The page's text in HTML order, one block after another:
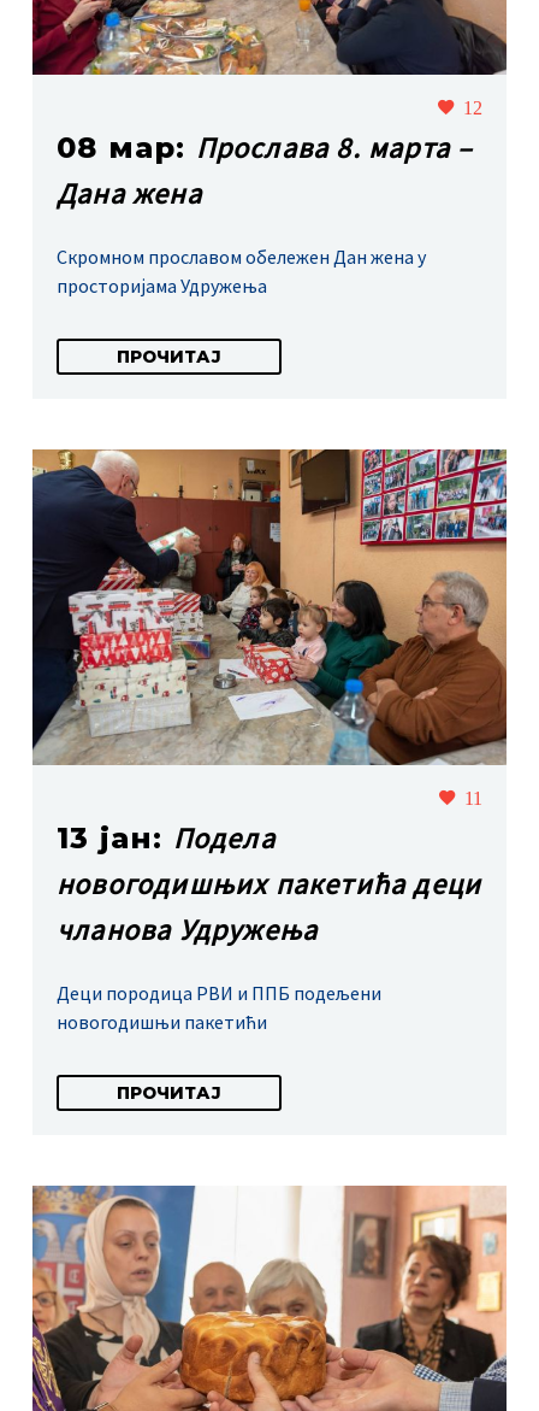
12
08 мар: Прослава 8. марта –
Дана жена
Скромном прославом обележен Дан жена у
просторијама Удружења
ПРОЧИТАЈ
11
13 јан: Подела
новогодишњих пакетића деци
чланова Удружења
Деци породица РВИ и ППБ подељени
новогодишњи пакетићи
ПРОЧИТАЈ